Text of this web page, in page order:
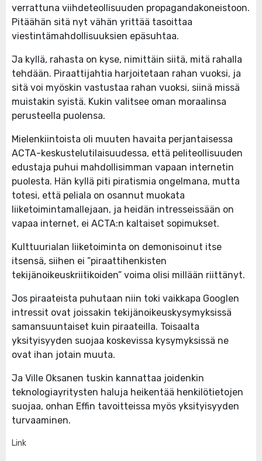
verrattuna viihdeteollisuuden propagandakoneistoon.
Pitäähän sitä nyt vähän yrittää tasoittaa
viestintämahdollisuuksien epäsuhtaa.
Ja kyllä, rahasta on kyse, nimittäin siitä, mitä rahalla
tehdään. Piraattijahtia harjoitetaan rahan vuoksi, ja
sitä voi myöskin vastustaa rahan vuoksi, siinä missä
muistakin syistä. Kukin valitsee oman moraalinsa
perusteella puolensa.
Mielenkiintoista oli muuten havaita perjantaisessa
ACTA-keskustelutilaisuudessa, että peliteollisuuden
edustaja puhui mahdollisimman vapaan internetin
puolesta. Hän kyllä piti piratismia ongelmana, mutta
totesi, että peliala on osannut muokata
liiketoimintamallejaan, ja heidän intresseissään on
vapaa internet, ei ACTA:n kaltaiset sopimukset.
Kulttuurialan liiketoiminta on demonisoinut itse
itsensä, siihen ei ”piraattihenkisten
tekijänoikeuskriitikoiden” voima olisi millään riittänyt.
Jos piraateista puhutaan niin toki vaikkapa Googlen
intressit ovat joissakin tekijänoikeuskysymyksissä
samansuuntaiset kuin piraateilla. Toisaalta
yksityisyyden suojaa koskevissa kysymyksissä ne
ovat ihan jotain muuta.
Ja Ville Oksanen tuskin kannattaa joidenkin
teknologiayritysten haluja heikentää henkilötietojen
suojaa, onhan Effin tavoitteissa myös yksityisyyden
turvaaminen.
Link